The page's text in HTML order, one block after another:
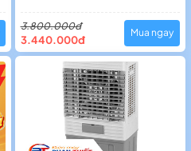
Mua ngay
3.800.000đ
3.440.000đ